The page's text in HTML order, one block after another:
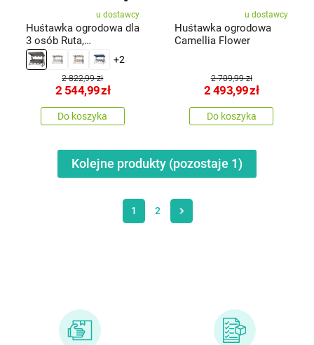
u dostawcy
Huśtawka ogrodowa dla
3 osób Ruta,
antracytowy
+2
2 822,99 zł
2 544,99zł
Do koszyka
u dostawcy
Huśtawka ogrodowa
Camellia Flower
2 709,99 zł
2 493,99zł
Do koszyka
Kolejne produkty (pozostaje 1)
1 2